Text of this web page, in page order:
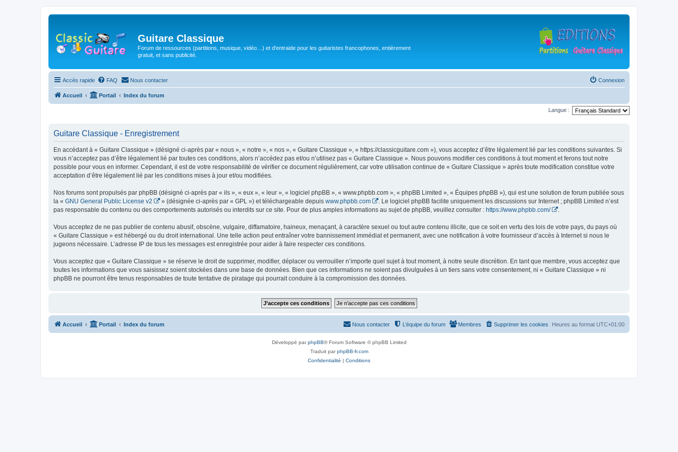
Guitare Classique
Forum de ressources (partitions, musique, vidéo…) et d'entraide pour les guitaristes francophones, entièrement
gratuit, et sans publicité.
Accès rapide FAQ Nous contacter Connexion
Accueil Portail Index du forum
Langue :
Guitare Classique - Enregistrement
En accédant à « Guitare Classique » (désigné ci-après par « nous », « notre », « nos », « Guitare Classique », « https://classicguitare.com »), vous acceptez d’être légalement lié par les conditions suivantes. Si
vous n’acceptez pas d’être légalement lié par toutes ces conditions, alors n’accédez pas et/ou n’utilisez pas « Guitare Classique ». Nous pouvons modifier ces conditions à tout moment et ferons tout notre
possible pour vous en informer. Cependant, il est de votre responsabilité de vérifier ce document régulièrement, car votre utilisation continue de « Guitare Classique » après toute modification constitue votre
acceptation d’être légalement lié par les conditions mises à jour et/ou modifiées.
Nos forums sont propulsés par phpBB (désigné ci-après par « ils », « eux », « leur », « logiciel phpBB », « www.phpbb.com », « phpBB Limited », « Équipes phpBB »), qui est une solution de forum publiée sous
la « GNU General Public License v2 » (désignée ci-après par « GPL ») et téléchargeable depuis www.phpbb.com
. Le logiciel phpBB facilite uniquement les discussions sur Internet ; phpBB Limited n’est
pas responsable du contenu ou des comportements autorisés ou interdits sur ce site. Pour de plus amples informations au sujet de phpBB, veuillez consulter : https://www.phpbb.com/ .
Vous acceptez de ne pas publier de contenu abusif, obscène, vulgaire, diffamatoire, haineux, menaçant, à caractère sexuel ou tout autre contenu illicite, que ce soit en vertu des lois de votre pays, du pays où
« Guitare Classique » est hébergé ou du droit international. Une telle action peut entraîner votre bannissement immédiat et permanent, avec une notification à votre fournisseur d’accès à Internet si nous le
jugeons nécessaire. L’adresse IP de tous les messages est enregistrée pour aider à faire respecter ces conditions.
Vous acceptez que « Guitare Classique » se réserve le droit de supprimer, modifier, déplacer ou verrouiller n’importe quel sujet à tout moment, à notre seule discrétion. En tant que membre, vous acceptez que
toutes les informations que vous saisissez soient stockées dans une base de données. Bien que ces informations ne soient pas divulguées à un tiers sans votre consentement, ni « Guitare Classique » ni
phpBB ne pourront être tenus responsables de toute tentative de piratage qui pourrait conduire à la compromission des données.
Accueil Portail Index du forum Heures au format UTC+01:00
Supprimer les cookies
Membres
L’équipe du forum
Nous contacter
Développé parphpBB® Forum Software © phpBB Limited
Traduit parphpBB-fr.com
Confidentialité | Conditions